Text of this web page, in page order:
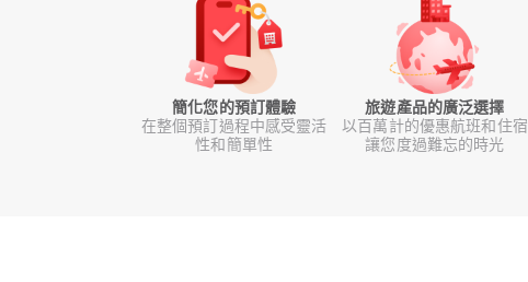
簡化您的預訂體驗
在整個預訂過程中感受靈活
性和簡單性
旅遊產品的廣泛選擇
以百萬計的優惠航班和住宿
讓您度過難忘的時光